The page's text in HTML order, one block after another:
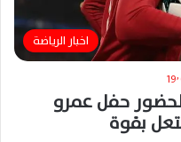
اخبار الرياضة
حفل عمرو
بقوة